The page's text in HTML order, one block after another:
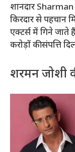
शानदार Sharman
किरदार से पहचान
एक्टर्स में गिने
करोड़ों की संपत्ति
शरमन जोशी